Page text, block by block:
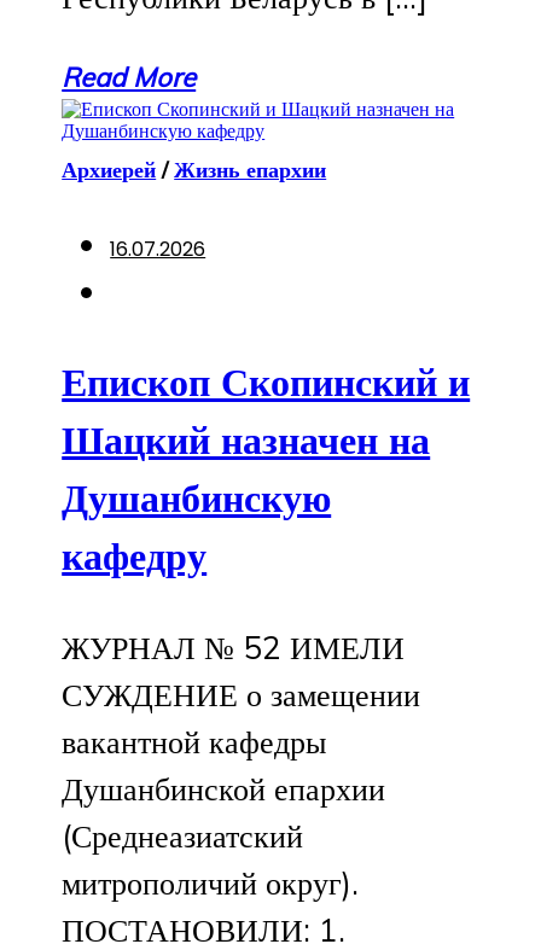
Read More
Архиерей /Жизнь епархии
16.07.2026
Епископ Скопинский и
Шацкий назначен на
Душанбинскую
кафедру
ЖУРНАЛ № 52 ИМЕЛИ
СУЖДЕНИЕ о замещении
вакантной кафедры
Душанбинской епархии
(Среднеазиатский
митрополичий округ).
ПОСТАНОВИЛИ: 1.